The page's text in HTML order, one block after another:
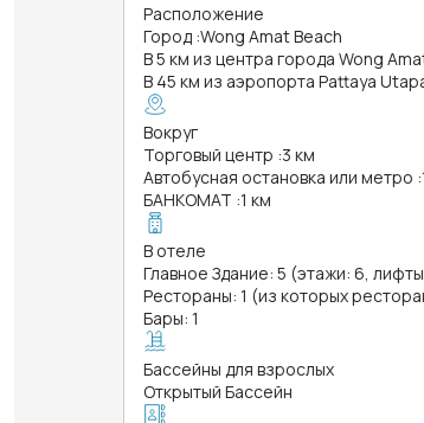
Расположение
Город :Wong Amat Beach
В 5 км из центра города Wong
В 45 км из аэропорта Pattaya
Вокруг
Торговый центр :3 км
Автобусная остановка или метро :
БАНКОМАТ :1 км
В отеле
Главное Здание: 5 (этажи: 6,
Рестораны: 1 (из которых
Бары: 1
Бассейны для взрослых
Открытый Бассейн